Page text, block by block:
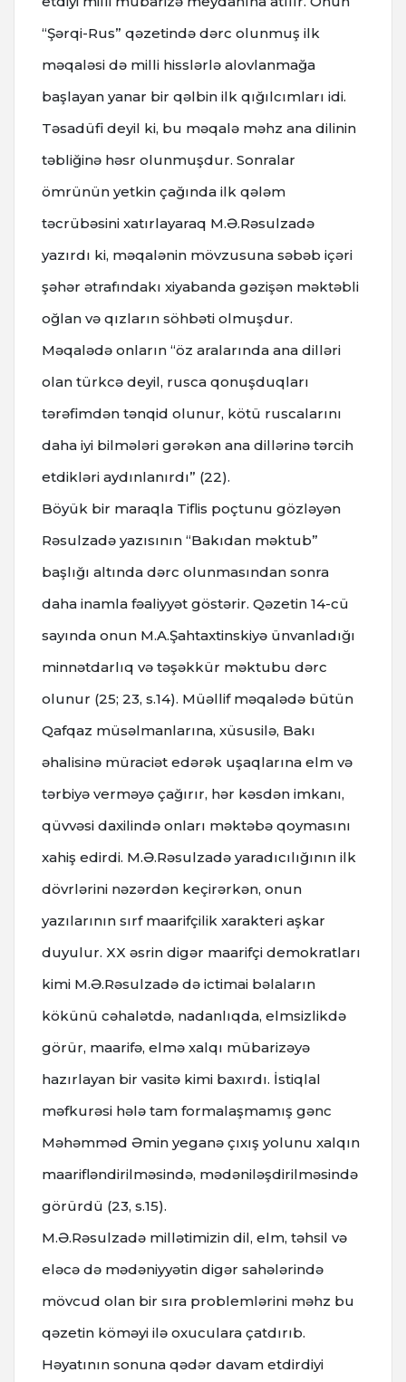
“Şərqi-Rus” qəzetində dərc olunmuş ilk
məqaləsi də milli hisslərlə alovlanmağa
başlayan yanar bir qəlbin ilk qığılcımları idi.
Təsadüfi deyil ki, bu məqalə məhz ana dilinin
təbliğinə həsr olunmuşdur. Sonralar
ömrünün yetkin çağında ilk qələm
təcrübəsini xatırlayaraq M.Ə.Rəsulzadə
yazırdı ki, məqalənin mövzusuna səbəb içəri
şəhər ətrafındakı xiyabanda gəzişən məktəbli
oğlan və qızların söhbəti olmuşdur.
Məqalədə onların “öz aralarında ana dilləri
olan türkcə deyil, rusca qonuşduqları
tərəfimdən tənqid olunur, kötü ruscalarını
daha iyi bilmələri gərəkən ana dillərinə tərcih
etdikləri aydınlanırdı” (22).
Böyük bir maraqla Tiflis poçtunu gözləyən
Rəsulzadə yazısının “Bakıdan məktub”
başlığı altında dərc olunmasından sonra
daha inamla fəaliyyət göstərir. Qəzetin 14-cü
sayında onun M.A.Şahtaxtinskiyə ünvanladığı
minnətdarlıq və təşəkkür məktubu dərc
olunur (25; 23, s.14). Müəllif məqalədə bütün
Qafqaz müsəlmanlarına, xüsusilə, Bakı
əhalisinə müraciət edərək uşaqlarına elm və
tərbiyə verməyə çağırır, hər kəsdən imkanı,
qüvvəsi daxilində onları məktəbə qoymasını
xahiş edirdi. M.Ə.Rəsulzadə yaradıcılığının ilk
dövrlərini nəzərdən keçirərkən, onun
yazılarının sırf maarifçilik xarakteri aşkar
duyulur. XX əsrin digər maarifçi demokratları
kimi M.Ə.Rəsulzadə də ictimai bəlaların
kökünü cəhalətdə, nadanlıqda, elmsizlikdə
görür, maarifə, elmə xalqı mübarizəyə
hazırlayan bir vasitə kimi baxırdı. İstiqlal
məfkurəsi hələ tam formalaşmamış gənc
Məhəmməd Əmin yeganə çıxış yolunu xalqın
maarifləndirilməsində, mədəniləşdirilməsində
görürdü (23, s.15).
M.Ə.Rəsulzadə millətimizin dil, elm, təhsil və
eləcə də mədəniyyətin digər sahələrində
mövcud olan bir sıra problemlərini məhz bu
qəzetin köməyi ilə oxuculara çatdırıb.
Həyatının sonuna qədər davam etdirdiyi